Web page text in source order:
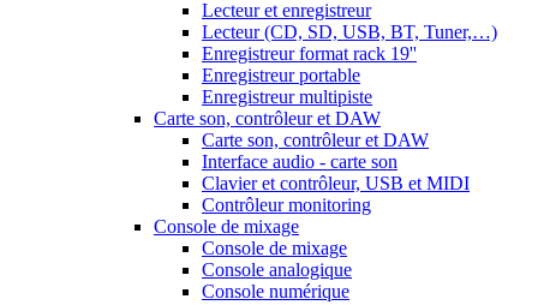
Lecteur et enregistreur
Lecteur (CD, SD, USB, BT, Tuner,…)
Enregistreur format rack 19''
Enregistreur portable
Enregistreur multipiste
Carte son, contrôleur et DAW
Carte son, contrôleur et DAW
Interface audio - carte son
Clavier et contrôleur, USB et MIDI
Contrôleur monitoring
Console de mixage
Console de mixage
Console analogique
Console numérique